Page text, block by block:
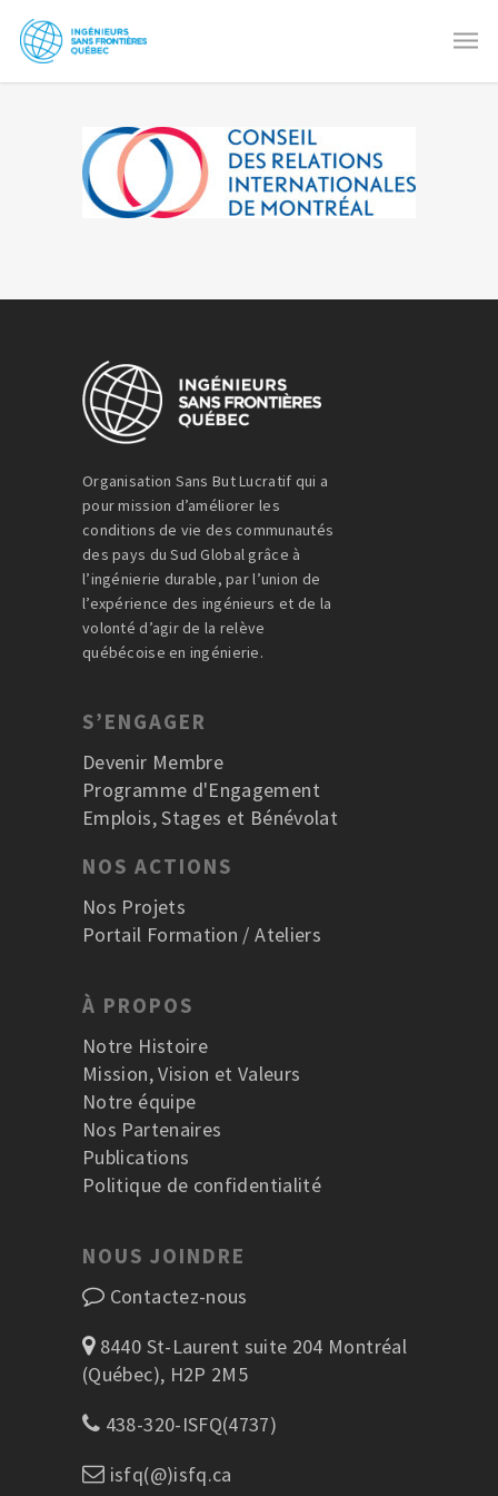
Organisation Sans But Lucratif qui a
pour mission d’améliorer les
conditions de vie des communautés
des pays du Sud Global grâce à
l’ingénierie durable, par l’union de
l’expérience des ingénieurs et de la
volonté d’agir de la relève
québécoise en ingénierie.
S’ENGAGER
Devenir Membre
Programme d'Engagement
Emplois, Stages et Bénévolat
NOS ACTIONS
Nos Projets
Portail Formation / Ateliers
À PROPOS
Notre Histoire
Mission, Vision et Valeurs
Notre équipe
Nos Partenaires
Publications
Politique de confidentialité
NOUS JOINDRE
Contactez-nous
8440 St-Laurent suite 204 Montréal
(Québec), H2P 2M5
438-320-ISFQ(4737)
isfq(@)isfq.ca